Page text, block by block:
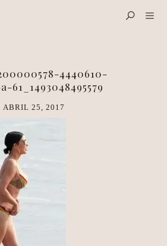
4440610-
61_1493048495579
ABRIL 25, 2017